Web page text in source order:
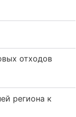
отходов
региона к